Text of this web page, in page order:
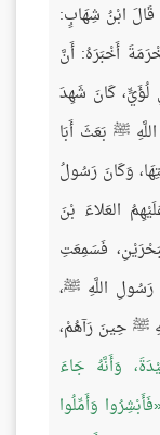
ابْنُ شِهَابٍ:
أَخْبَرَهُ: أَنَّ
كَانَ شَهِدَ
ﷺ بَعَثَ أَبَا
وَكَانَ رَسُولُ
العَلاءَ بْنَ
فَسَمِعَتِ
رَسُولِ اللَّهِ ﷺ،
ﷺ حِينَ رَآهُمْ،
وَأَنَّهُ جَاءَ
فَأَبْشِرُوا وَأَمِّلُوا